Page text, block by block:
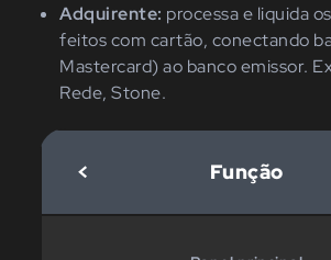
Adquirente: processa e liquida
feitos com cartão, conectando
Mastercard) ao banco emissor.
Rede, Stone.
< Função